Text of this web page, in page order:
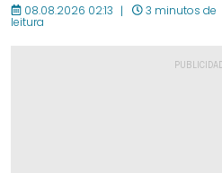
08.08.2026 02:13 3 minutos de
leitura